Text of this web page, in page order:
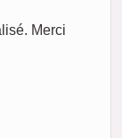
Merci